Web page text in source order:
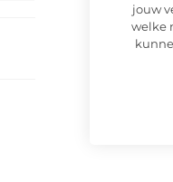
jouw
welke